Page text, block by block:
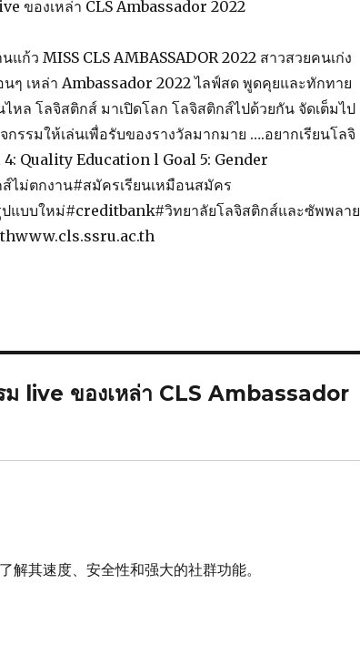
ของเหล่า CLS Ambassador 2022
ก้ว MISS CLS AMBASSADOR 2022 สาวสวยคนเก่ง
ๆ เหล่า Ambassador 2022 ไลฟ์สด พูดคุยและทักทาย
หล โลจิสติกส์ มาเปิดโลก โลจิสติกส์ไปด้วยกัน จัดเต็มไป
รรมให้เล่นเพื่อรับของรางวัลมากมาย ….อยากเรียนโลจิ
Quality Education l Goal 5: Gender
ไม่ตกงาน#สมัครเรียนเหมือนสมัคร
แบบใหม่#creditbank#วิทยาลัยโลจิสติกส์และซัพพลาย
live ของเหล่า CLS Ambassador
了解其速度、安全性和强大的社群功能。